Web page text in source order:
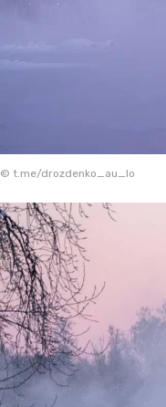
© t.me/drozdenko_au_lo